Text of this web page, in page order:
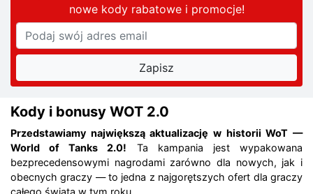
nowe kody rabatowei promocje!
Kody i bonusy WOT 2.0
Przedstawiamy największą aktualizację w historii WoT —
World of Tanks 2.0! Ta kampania jest wypakowana
bezprecedensowymi nagrodami zarówno dla nowych, jak i
obecnych graczy — to jedna z najgorętszych ofert dla graczy
całego świata w tym roku.